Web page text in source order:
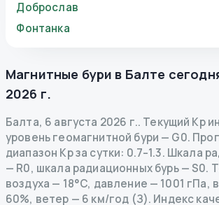
Доброслав
Фонтанка
Магнитные бури в Балте
2026 г.
Балта, 6 августа 2026 г.. Текущий Kp
уровень геомагнитной бури — G0.
диапазон Kp за сутки: 0.7–1.3. Шкала
— R0, шкала радиационных бурь— S0.
воздуха — 18°C, давление — 1001 гПа,
60%, ветер — 6 км/год (З). Индекс